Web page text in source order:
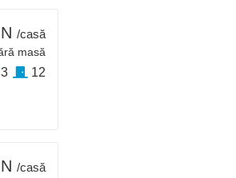
/casă
masă
12
/casă